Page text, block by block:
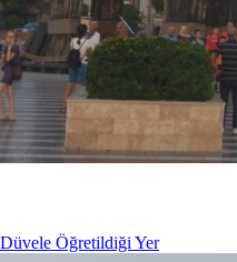
Öğretildiği Yer